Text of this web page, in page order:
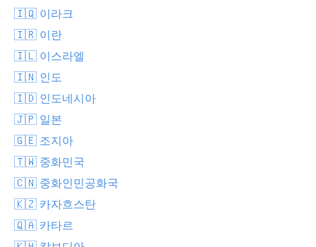
🇮🇶 이라크
🇮🇷 이란
🇮🇱 이스라엘
🇮🇳 인도
🇮🇩 인도네시아
🇯🇵 일본
🇬🇪 조지아
🇹🇼 중화민국
🇨🇳 중화인민공화국
🇰🇿 카자흐스탄
🇶🇦 카타르